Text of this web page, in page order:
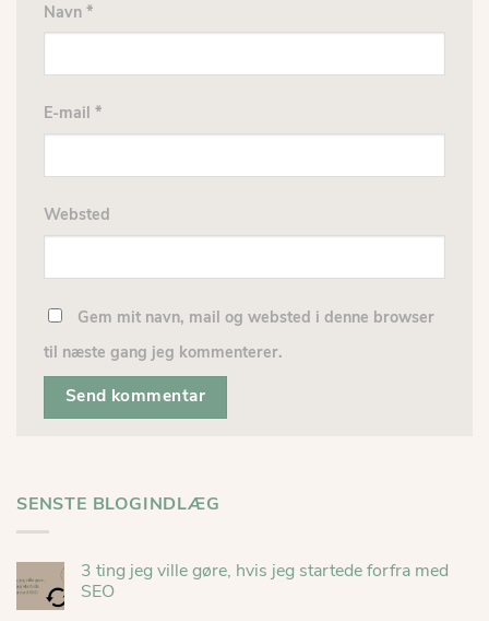
Navn *
E-mail *
Websted
Gem mit navn, mail og websted i denne browser
til næste gang jeg kommenterer.
SENSTE BLOGINDLÆG
3 ting jeg ville gøre, hvis jeg startede forfra med
SEO